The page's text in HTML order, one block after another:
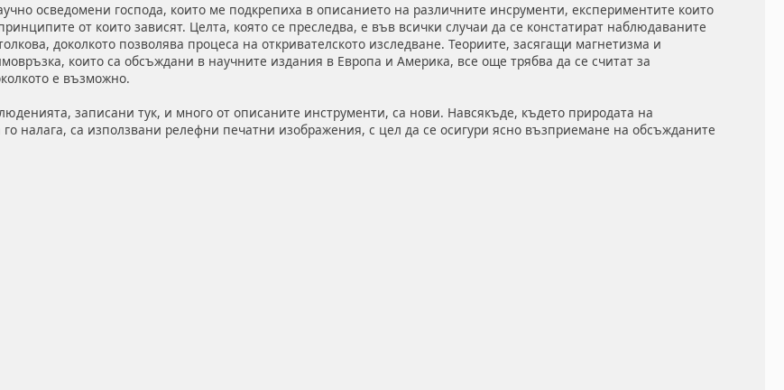
осведомени господа, които ме подкрепиха в описанието на различните инсрументи, експериментите които
от които зависят. Целта, която се преследва, е във всички случаи да се констатират наблюдаваните
доколкото позволява процеса на откривателското изследване. Теориите, засягащи магнетизма и
които са обсъждани в научните издания в Европа и Америка, все още трябва да се считат за
е възможно.
записани тук, и много от описаните инструменти, са нови. Навсякъде, където природата на
налага, са използвани релефни печатни изображения, с цел да се осигури ясно възприемане на обсъжданите